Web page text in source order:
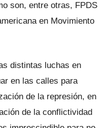
son, entre otras, FPDS
en Movimiento
distintas luchas en
en las calles para
de la represión, en
de la conflictividad